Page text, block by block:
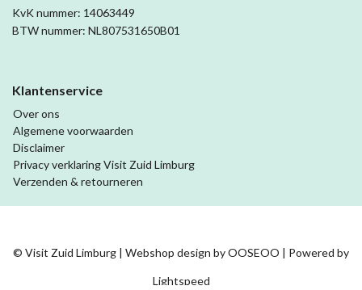
KvK nummer: 14063449
BTW nummer: NL807531650B01
Klantenservice
Over ons
Algemene voorwaarden
Disclaimer
Privacy verklaring Visit Zuid Limburg
Verzenden & retourneren
© Visit Zuid Limburg | Webshop design byOOSEOO | Powered by
Lightspeed